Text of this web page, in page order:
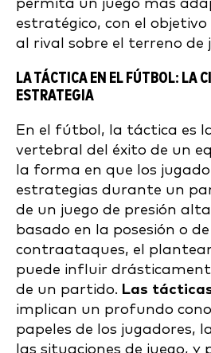
permita un juego más
estratégico, con el
al rival sobre el terreno de
LA TÁCTICA EN EL FÚTBOL: LA
ESTRATEGIA
En el fútbol, la táctica es
vertebral del éxito de un
la forma en que los
estrategias durante un
de un juego de presión
basado en la posesión o
contraataques, el
puede influir
de un partido. Las
implican un profundo
papeles de los jugadores,
las situaciones de juego, y